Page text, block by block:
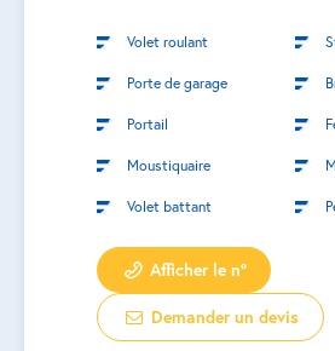
Volet roulant
Porte de garage
Portail
Moustiquaire
Volet battant
Afficher le n°
Demander un devis